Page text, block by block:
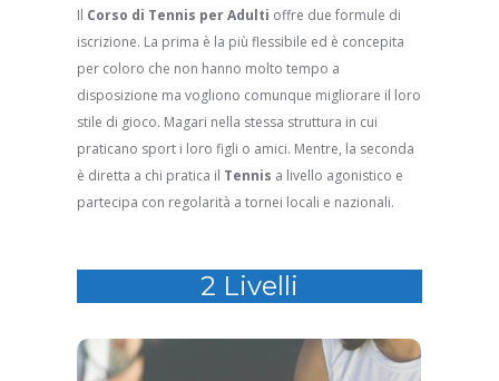
Il Corso di Tennis per Adulti offre due formule di
iscrizione. La prima è la più flessibile ed è concepita
per coloro che non hanno molto tempo a
disposizione ma vogliono comunque migliorare il loro
stile di gioco. Magari nella stessa struttura in cui
praticano sport i loro figli o amici. Mentre, la seconda
è diretta a chi pratica il Tennis a livello agonistico e
partecipa con regolarità a tornei locali e nazionali.
2 Livelli